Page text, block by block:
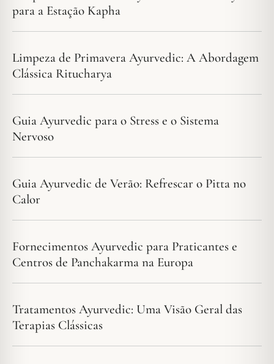
para a Estação Kapha
Limpeza de Primavera Ayurvedic: A Abordagem
Clássica Ritucharya
Guia Ayurvedic para o Stress e o Sistema
Nervoso
Guia Ayurvedic de Verão: Refrescar o Pitta no
Calor
Fornecimentos Ayurvedic para Praticantes e
Centros de Panchakarma na Europa
Tratamentos Ayurvedic: Uma Visão Geral das
Terapias Clássicas